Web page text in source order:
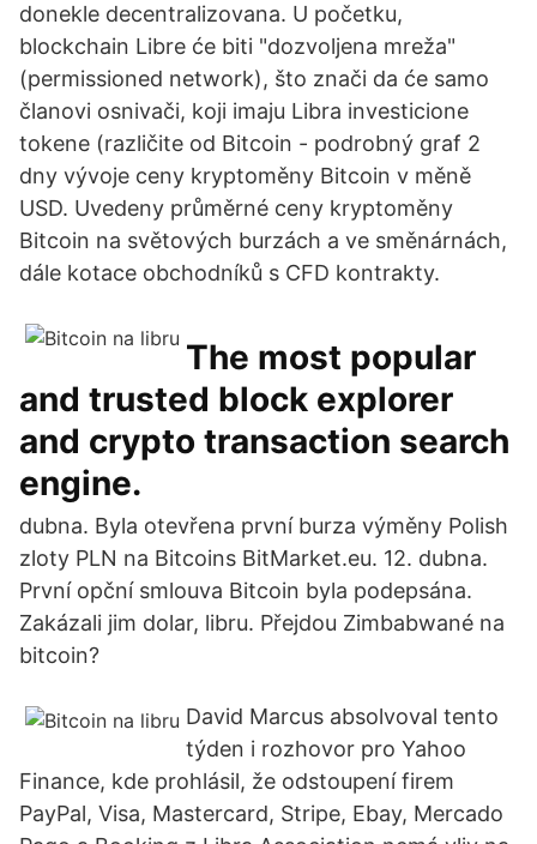
donekle decentralizovana. U početku,
blockchain Libre će biti "dozvoljena mreža"
(permissioned network), što znači da će samo
članovi osnivači, koji imaju Libra investicione
tokene (različite od Bitcoin - podrobný graf 2
dny vývoje ceny kryptoměny Bitcoin v měně
USD. Uvedeny průměrné ceny kryptoměny
Bitcoin na světových burzách a ve směnárnách,
dále kotace obchodníků s CFD kontrakty.
The most popular
and trusted block explorer
and crypto transaction search
engine.
dubna. Byla otevřena první burza výměny Polish
zloty PLN na Bitcoins BitMarket.eu. 12. dubna.
První opční smlouva Bitcoin byla podepsána.
Zakázali jim dolar, libru. Přejdou Zimbabwané na
bitcoin?
David Marcus absolvoval tento
týden i rozhovor pro Yahoo
Finance, kde prohlásil, že odstoupení firem
PayPal, Visa, Mastercard, Stripe, Ebay, Mercado